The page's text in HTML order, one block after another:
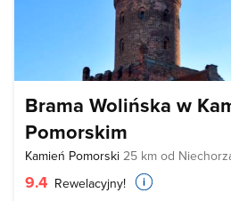
Brama Wolińska w
Pomorskim
Kamień Pomorski 25 km od
9.4 Rewelacyjny!